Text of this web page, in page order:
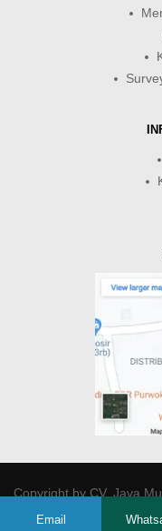
Copyright byCV. Java
Email